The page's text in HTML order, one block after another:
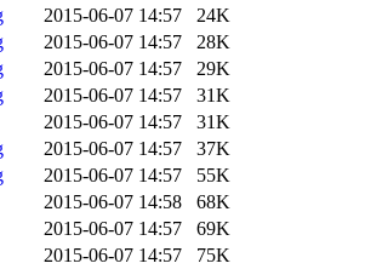
2015-06-07 14:57
24K
2015-06-07 14:57
28K
2015-06-07 14:57
29K
2015-06-07 14:57
31K
2015-06-07 14:57
31K
2015-06-07 14:57
37K
2015-06-07 14:57
55K
2015-06-07 14:58
68K
2015-06-07 14:57
69K
2015-06-07 14:57
75K